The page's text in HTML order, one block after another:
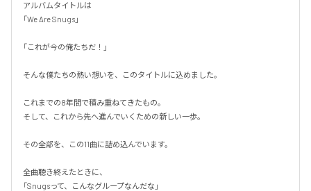
アルバムタイトルは
「We Are Snugs」
「これが今の俺たちだ！」
そんな僕たちの熱い想いを、このタイトルに込めました。
これまでの8年間で積み重ねてきたもの。
そして、これから先へ進んでいくための新しい一歩。
その全部を、この11曲に詰め込んでいます。
全曲聴き終えたときに、
「Snugsって、こんなグループなんだな」